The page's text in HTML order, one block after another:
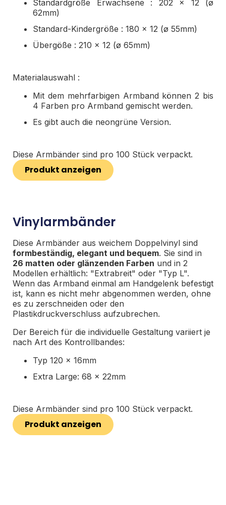
Standardgröße Erwachsene : 202 x 12 (ø
62mm)
Standard-Kindergröße : 180 x 12 (ø 55mm)
Übergöße : 210 x 12 (ø 65mm)
Materialauswahl :
Mit dem mehrfarbigen Armband können 2 bis
4 Farben pro Armband gemischt werden.
Es gibt auch die neongrüne Version.
Diese Armbänder sind pro 100 Stück verpackt.
Produkt anzeigen
Vinylarmbänder
Diese Armbänder aus weichem Doppelvinyl sind
formbeständig, elegant und bequem. Sie sind in
26 matten oder glänzenden Farben und in 2
Modellen erhältlich: "Extrabreit" oder "Typ L".
Wenn das Armband einmal am Handgelenk befestigt
ist, kann es nicht mehr abgenommen werden, ohne
es zu zerschneiden oder den
Plastikdruckverschluss aufzubrechen.
Der Bereich für die individuelle Gestaltung variiert je
nach Art des Kontrollbandes:
Typ 120 x 16mm
Extra Large: 68 x 22mm
Diese Armbänder sind pro 100 Stück verpackt.
Produkt anzeigen